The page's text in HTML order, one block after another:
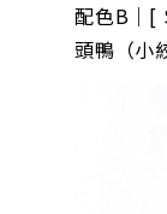
配色B｜[
頭鴨（小